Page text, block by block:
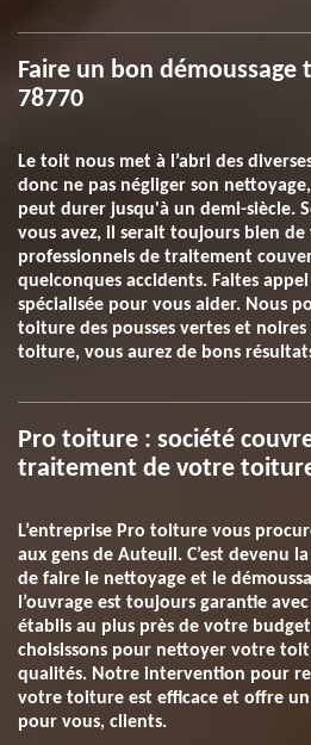
Faire un bon
78770
Le toit nous met à l’abri des
donc ne pas négliger son
peut durer jusqu'à un demi-siècle.
vous avez, il serait toujours bien de
professionnels de traitement
quelconques accidents. Faites
spécialisée pour vous aider. Nous
toiture des pousses vertes et noires
toiture, vous aurez de bons
Pro toiture : société
traitement de votre
L’entreprise Pro toiture vous
aux gens de Auteuil. C’est devenu
de faire le nettoyage et le
l’ouvrage est toujours garantie
établis au plus près de votre
choisissons pour nettoyer votre
qualités. Notre intervention pour
votre toiture est efficace et offre
pour vous, clients.